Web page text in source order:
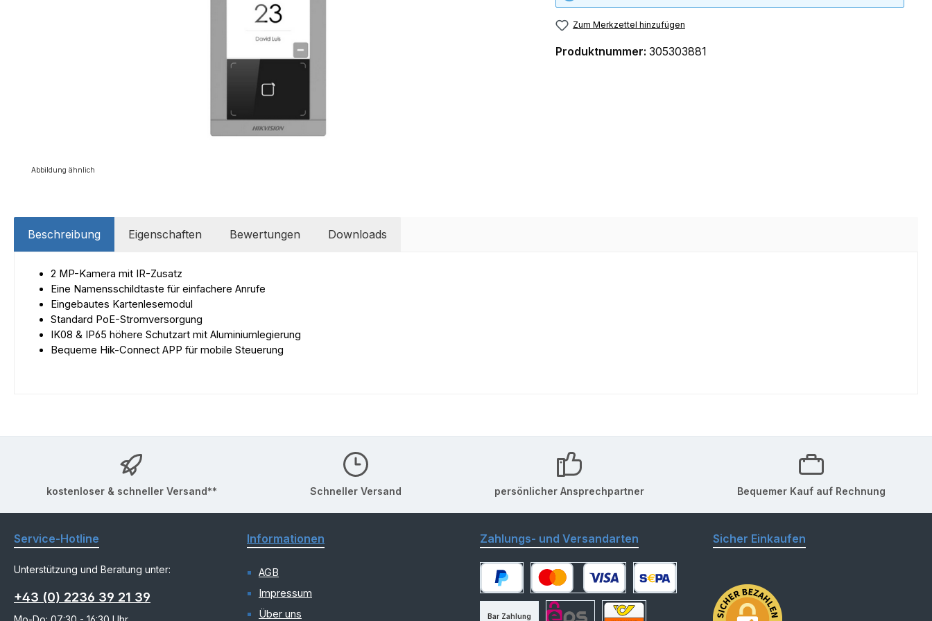
Abbildung ähnlich
Zum Merkzettel hinzufügen
Produktnummer: 305303881
Beschreibung Eigenschaften Bewertungen Downloads
2 MP-Kamera mit IR-Zusatz
Eine Namensschildtaste für einfachere Anrufe
Eingebautes Kartenlesemodul
Standard PoE-Stromversorgung
IK08 & IP65 höhere Schutzart mit Aluminiumlegierung
Bequeme Hik-Connect APP für mobile Steuerung
kostenloser & schneller Versand** Schneller Versand persönlicher Ansprechpartner Bequemer Kauf auf Rechnung
Service-Hotline
Unterstützung und Beratung unter:
+43 (0) 2236 39 21 39
Informationen
AGB
Impressum
Über uns
Zahlungs- und Versandarten
PayPal Kredit- oder DebitkarteSEPA Lastschrift
Bar Zahlung
Sicher Einkaufen